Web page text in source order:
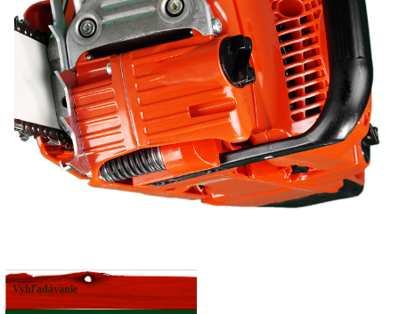
Vyhľadávanie